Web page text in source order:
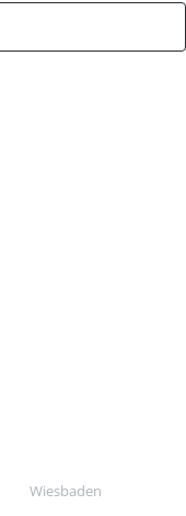
Wiesbaden